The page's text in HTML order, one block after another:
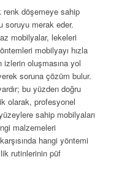
renk döşemeye sahip
soruyu merak eder.
mobilyalar, lekeleri
mobilyayı hızla
izlerin oluşmasına yol
soruna çözüm bulur.
bu yüzden doğru
olarak, profesyonel
sahip mobilyaları
malzemeleri
hangi yöntemi
rutinlerinin püf